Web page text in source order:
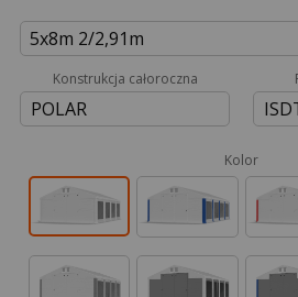
5x8m 2/2,91m
Konstrukcja całoroczna
POLAR
Kolor